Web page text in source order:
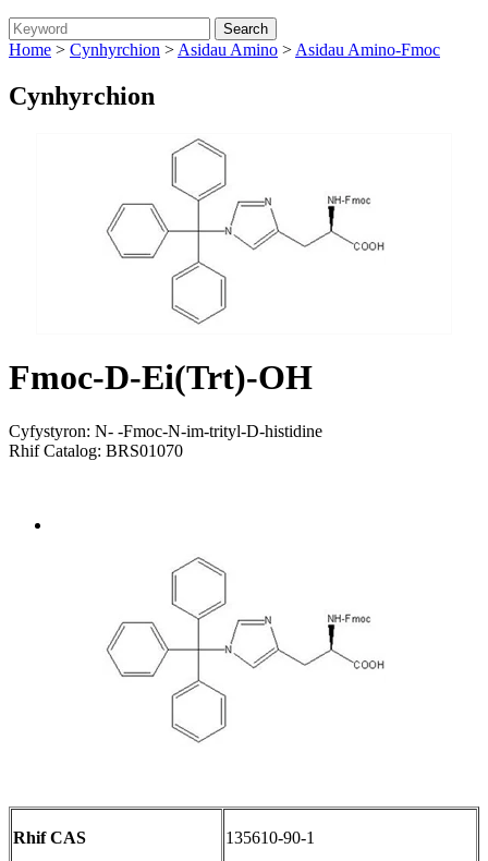
Home > Cynhyrchion > Asidau Amino > Asidau Amino-Fmoc
Cynhyrchion
Fmoc-D-Ei(Trt)-OH
Cyfystyron: N- -Fmoc-N-im-trityl-D-histidine
Rhif Catalog: BRS01070
Rhif CAS 135610-90-1